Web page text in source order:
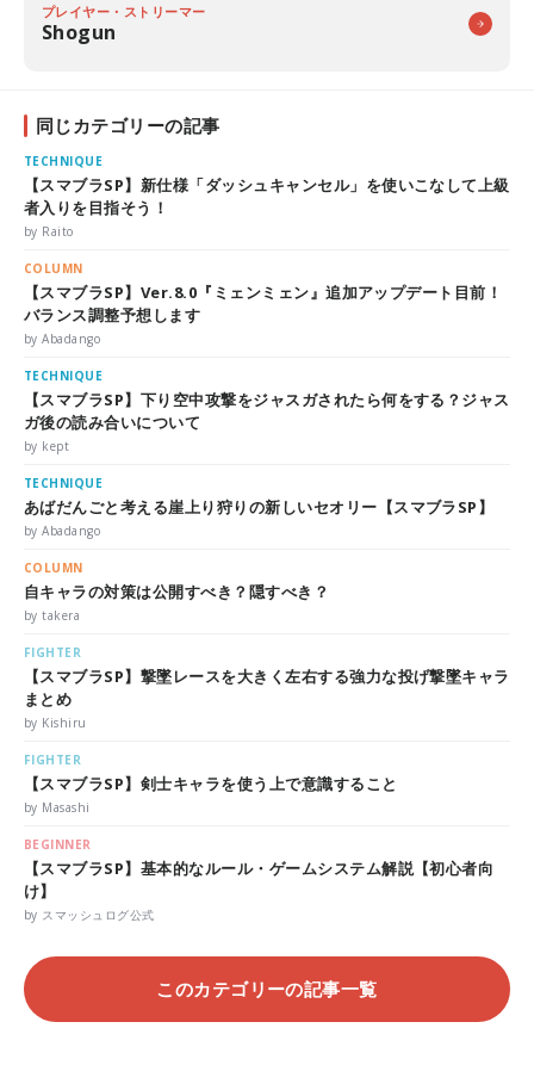
プレイヤー・ストリーマー
Shogun
同じカテゴリーの記事
TECHNIQUE
【スマブラSP】新仕様「ダッシュキャンセル」を使いこなして上級
者入りを目指そう！
by Raito
COLUMN
【スマブラSP】Ver.8.0『ミェンミェン』追加アップデート目前！
バランス調整予想します
by Abadango
TECHNIQUE
【スマブラSP】下り空中攻撃をジャスガされたら何をする？ジャス
ガ後の読み合いについて
by kept
TECHNIQUE
あばだんごと考える崖上り狩りの新しいセオリー【スマブラSP】
by Abadango
COLUMN
自キャラの対策は公開すべき？隠すべき？
by takera
FIGHTER
【スマブラSP】撃墜レースを大きく左右する強力な投げ撃墜キャラ
まとめ
by Kishiru
FIGHTER
【スマブラSP】剣士キャラを使う上で意識すること
by Masashi
BEGINNER
【スマブラSP】基本的なルール・ゲームシステム解説【初心者向
け】
by スマッシュログ公式
このカテゴリーの記事一覧